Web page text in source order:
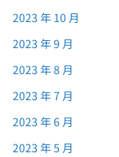
2023 年 10 月
2023 年 9 月
2023 年 8 月
2023 年 7 月
2023 年 6 月
2023 年 5 月